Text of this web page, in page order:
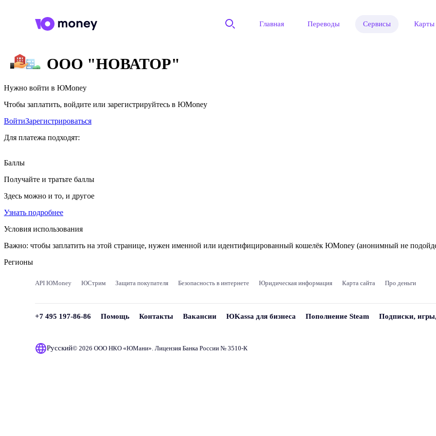
Главная Переводы Сервисы Карты
ООО "НОВАТОР"
Нужно войти в ЮMoney
Чтобы заплатить, войдите или зарегистрируйтесь в ЮMoney
ВойтиЗарегистрироваться
Для платежа подходят:
Баллы
Получайте и тратьте баллы
Здесь можно и то, и другое
Узнать подробнее
Условия использования
Важно: чтобы заплатить на этой странице, нужен именной или идентифицированный кошелёк ЮMoney (анонимный не
Регионы
API ЮMoney ЮСтрим Защита покупателя Безопасность в интернете Юридическая информация Карта сайта Про деньги
+7 495 197-86-86 Помощь Контакты Вакансии ЮKassa для бизнеса Пополнение Steam Подписки,
Русский© 2026 ООО НКО «ЮМани». Лицензия Банка России № 3510‑К